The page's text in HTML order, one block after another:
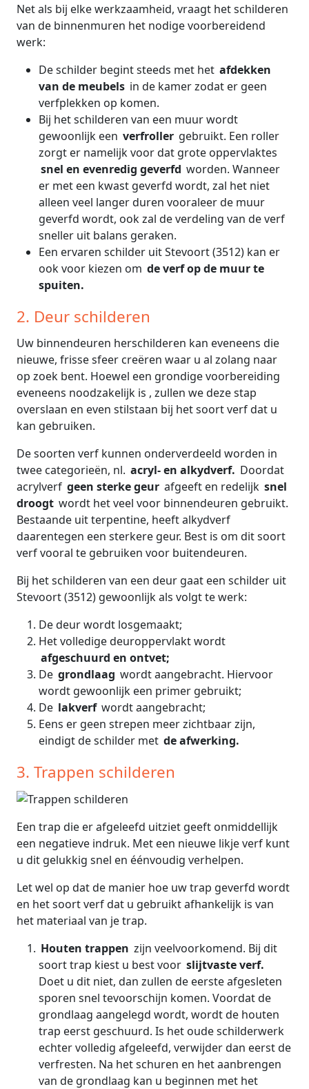
Net als bij elke werkzaamheid, vraagt het schilderen
van de binnenmuren het nodige voorbereidend
werk:
De schilder begint steeds met het afdekken
van de meubels in de kamer zodat er geen
verfplekken op komen.
Bij het schilderen van een muur wordt
gewoonlijk een verfroller gebruikt. Een roller
zorgt er namelijk voor dat grote oppervlaktes
snel en evenredig geverfd worden. Wanneer
er met een kwast geverfd wordt, zal het niet
alleen veel langer duren vooraleer de muur
geverfd wordt, ook zal de verdeling van de verf
sneller uit balans geraken.
Een ervaren schilder uit Stevoort (3512) kan er
ook voor kiezen om de verf op de muur te
spuiten.
2. Deur schilderen
Uw binnendeuren herschilderen kan eveneens die
nieuwe, frisse sfeer creëren waar u al zolang naar
op zoek bent. Hoewel een grondige voorbereiding
eveneens noodzakelijk is , zullen we deze stap
overslaan en even stilstaan bij het soort verf dat u
kan gebruiken.
De soorten verf kunnen onderverdeeld worden in
twee categorieën, nl. acryl- en alkydverf. Doordat
acrylverf geen sterke geur afgeeft en redelijk snel
droogt wordt het veel voor binnendeuren gebruikt.
Bestaande uit terpentine, heeft alkydverf
daarentegen een sterkere geur. Best is om dit soort
verf vooral te gebruiken voor buitendeuren.
Bij het schilderen van een deur gaat een schilder uit
Stevoort (3512) gewoonlijk als volgt te werk:
De deur wordt losgemaakt;
Het volledige deuroppervlakt wordt
afgeschuurd en ontvet;
De grondlaag wordt aangebracht. Hiervoor
wordt gewoonlijk een primer gebruikt;
De lakverf wordt aangebracht;
Eens er geen strepen meer zichtbaar zijn,
eindigt de schilder met de afwerking.
3. Trappen schilderen
Een trap die er afgeleefd uitziet geeft onmiddellijk
een negatieve indruk. Met een nieuwe likje verf kunt
u dit gelukkig snel en éénvoudig verhelpen.
Let wel op dat de manier hoe uw trap geverfd wordt
en het soort verf dat u gebruikt afhankelijk is van
het materiaal van je trap.
Houten trappen zijn veelvoorkomend. Bij dit
soort trap kiest u best voor slijtvaste verf.
Doet u dit niet, dan zullen de eerste afgesleten
sporen snel tevoorschijn komen. Voordat de
grondlaag aangelegd wordt, wordt de houten
trap eerst geschuurd. Is het oude schilderwerk
echter volledig afgeleefd, verwijder dan eerst de
verfresten. Na het schuren en het aanbrengen
van de grondlaag kan u beginnen met het